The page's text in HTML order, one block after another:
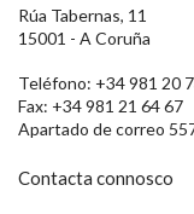
Rúa Tabernas, 11
15001 - A Coruña
Teléfono: +34 981 20
Fax: +34 981 21 64 67
Apartado de correo
Contacta connosco